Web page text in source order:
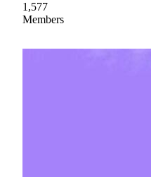
1,577
Members